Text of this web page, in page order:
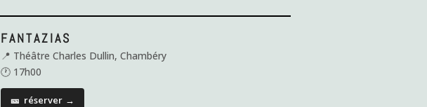
FANTAZIAS
📍 Théâtre Charles Dullin, Chambéry
🕐 17h00
🎫 réserver →